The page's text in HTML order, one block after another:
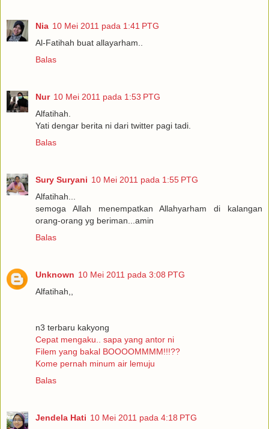
Nia 10 Mei 2011 pada 1:41 PTG
Al-Fatihah buat allayarham..
Balas
Nur 10 Mei 2011 pada 1:53 PTG
Alfatihah.
Yati dengar berita ni dari twitter pagi tadi.
Balas
Sury Suryani 10 Mei 2011 pada 1:55 PTG
Alfatihah...
semoga Allah menempatkan Allahyarham di kalangan
orang-orang yg beriman...amin
Balas
Unknown 10 Mei 2011 pada 3:08 PTG
Alfatihah,,
n3 terbaru kakyong
Cepat mengaku.. sapa yang antor ni
Filem yang bakal BOOOOMMMM!!!??
Kome pernah minum air lemuju
Balas
Jendela Hati 10 Mei 2011 pada 4:18 PTG